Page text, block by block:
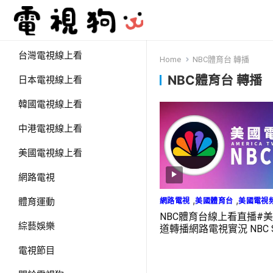
台灣電視線上看
日本電視線上看
韓國電視線上看
中港電視線上看
美國電視線上看
網路電視
體育運動
綜藝娛樂
電視節目
Home NBC體育台 轉播
NBC體育台 轉播
網路電視 ,美國體育台 ,美國電視
NBC體育台線上看直播#
道轉播網路電視實況 NBC